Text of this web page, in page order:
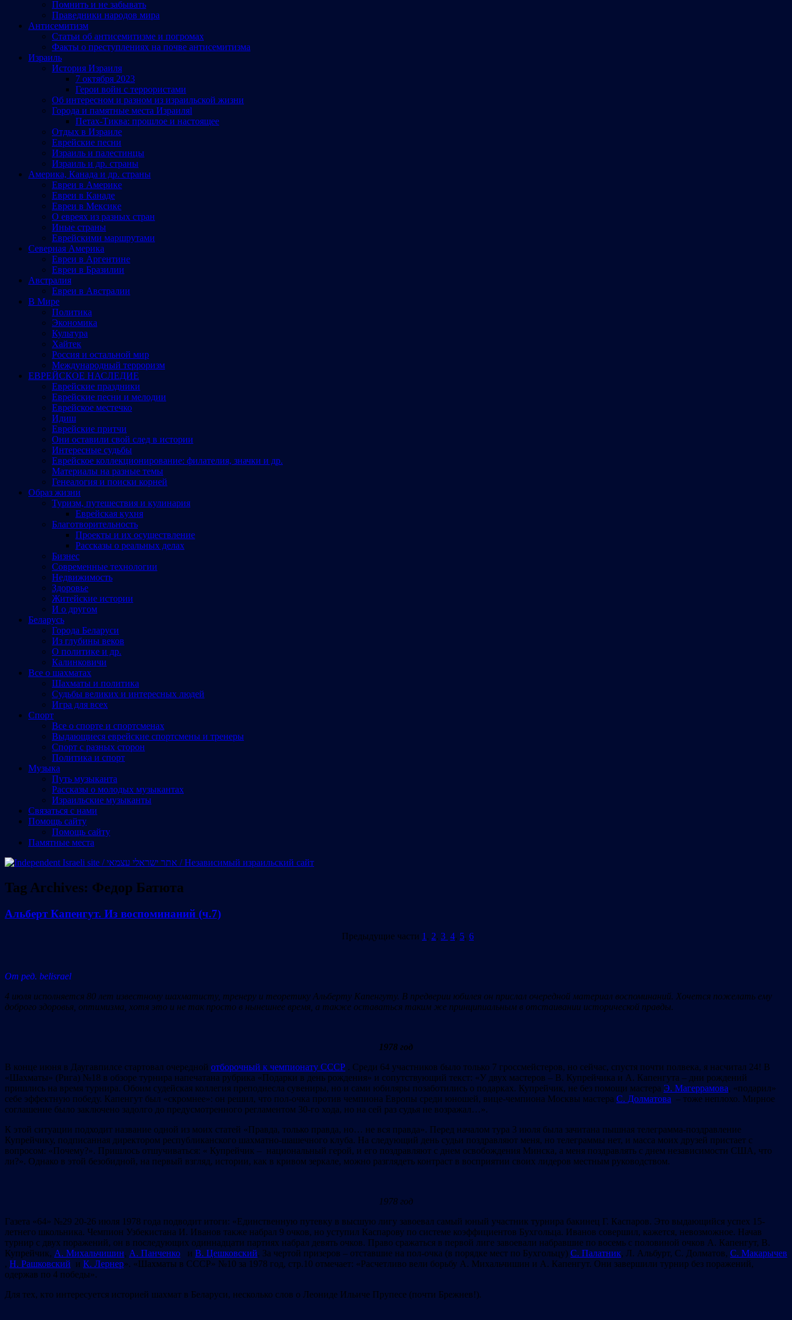
Помнить и не забывать
Праведники народов мира
Антисемитизм
Статьи об антисемитизме и погромах
Факты о преступлениях на почве антисемитизма
Израиль
История Израиля
7 октября 2023
Герои войн с террористами
Об интересном и разном из израильской жизни
Города и памятные места Израиляl
Петах-Тиква: прошлое и настоящее
Отдых в Израиле
Еврейские песни
Израиль и палестинцы
Израиль и др. страны
Америка, Канада и др. страны
Евреи в Америке
Евреи в Канаде
Евреи в Мексике
О евреях из разных стран
Иные страны
Еврейскими маршрутами
Северная Америка
Евреи в Аргентине
Евреи в Бразилии
Австралия
Евреи в Австралии
В Мире
Политика
Экономика
Культура
Хайтек
Россия и остальной мир
Международный терроризм
ЕВРЕЙСКОЕ НАСЛЕДИЕ
Еврейские праздники
Еврейские песни и мелодии
Еврейское местечко
Идиш
Еврейские притчи
Они оставили свой след в истории
Интересные судьбы
Еврейское коллекционирование: филателия, значки и др.
Материалы на разные темы
Генеалогия и поиски корней
Образ жизни
Туризм, путешествия и кулинария
Еврейская кухня
Благотворительность
Проекты и их осуществление
Рассказы о реальных делах
Бизнес
Современные технологии
Недвижимость
Здоровье
Житейские истории
И о другом
Беларусь
Города Беларуси
Из глубины веков
О политике и др.
Калинковичи
Все о шахматах
Шахматы и политика
Судьбы великих и интересных людей
Игра для всех
Спорт
Все о спорте и спортсменах
Выдающиеся еврейские спортсмены и тренеры
Спорт с разных сторон
Политика и спорт
Музыка
Путь музыканта
Рассказы о молодых музыкантах
Израильские музыканты
Cвязаться с нами
Помощь сайту
Помощь сайту
Памятные места
Tag Archives: Федор Батюта
Альберт Капенгут. Из воспоминаний (ч.7)
Предыдущие части 1 , 2, 3 4, 5, 6
От ред. belisrael
4 июля исполняется 80 лет известному шахматисту, тренеру и теоретику Альберту Капенгуту. В предверии юбилея он прислал очередной материал воспоминаний. Хочется пожелать ему
доброго здоровья, оптимизма, хотя это и не так просто в нынешнее время, а также оставаться таким же принципиальным в отстаивании исторической правды.
1978 год
В конце июня в Даугавпилсе стартовал очередной отборочный к чемпионату СССР . Среди 64 участников было только 7 гроссмейстеров, но сейчас, спустя почти полвека, я насчитал 24! В
«Шахматы» (Рига) №18 в обзоре турнира напечатана рубрика «Подарки в день рождения» и сопутствующий текст: «У двух мастеров – В. Купрейчика и А. Капенгута – дни рождений
пришлись на время турнира. Обоим судейская коллегия преподнесла сувениры, но и сами юбиляры позаботились о подарках. Купрейчик, не без помощи мастера Э. Магеррамова, «подарил»
себе эффектную победу. Капенгут был «скромнее»: он решил, что пол-очка против чемпиона Европы среди юношей, вице-чемпиона Москвы мастера С. Долматова – тоже неплохо. Мирное
соглашение было заключено задолго до предусмотренного регламентом 30-го хода, но на сей раз судья не возражал…».
К этой ситуации подходит название одной из моих статей «Правда, только правда, но… не вся правда». Перед началом тура 3 июля была зачитана пышная телеграмма-поздравление
Купрейчику, подписанная директором республиканского шахматно-шашечного клуба. На следующий день судьи поздравляют меня, но телеграммы нет, и масса моих друзей пристает с
вопросом: «Почему?». Пришлось отшучиваться: « Купрейчик – национальный герой, и его поздравляют с днем освобождения Минска, а меня поздравлять с днем независимости США, что
ли?». Однако в этой безобидной, на первый взгляд, истории, как в кривом зеркале, можно разглядеть контраст в восприятии своих лидеров местным руководством.
1978 год
Газета «64» №29 20-26 июля 1978 года подводит итоги: «Единственную путевку в высшую лигу завоевал самый юный участник турнира бакинец Г. Каспаров. Это выдающийся успех 15-
летнего школьника. Чемпион Узбекистана И. Иванов также набрал 9 очков, но уступил Каспарову по системе коэффициентов Бухгольца. Иванов совершил, кажется, невозможное. Начав
турнир с двух поражений, он в последующих одиннадцати партиях набрал девять очков. Право сражаться в первой лиге завоевали набравшие по восемь с половиной очков А. Капенгут, В.
Купрейчик, А. Михальчишин, А. Панченко и В. Цешковский. За чертой призеров – отставшие на пол-очка (в порядке мест по Бухгольцу) С. Палатник, Л. Альбурт, С. Долматов, С. Макарычев
, Н. Рашковский и К. Лернер». «Шахматы в СССР» №10 за 1978 год, стр.10 отмечает: «Расчетливо вели борьбу А. Михальчишин и А. Капенгут. Они завершили турнир без поражений,
одержав по 4 победы».
Для тех, кто интересуется историей шахмат в Беларуси, несколько слов о Леониде Ильиче Прупесе (почти Брежнев!).